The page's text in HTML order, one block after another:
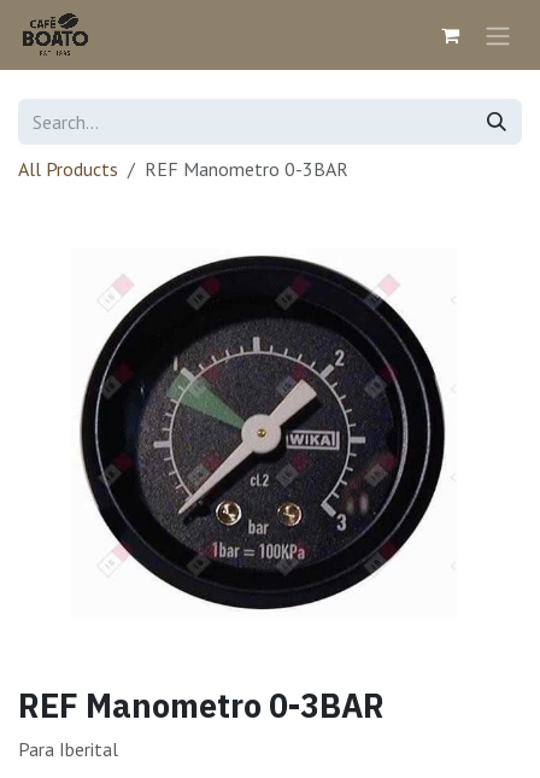
Skip to Content
All Products REF Manometro 0-3BAR
REF Manometro 0-3BAR
Para Iberital